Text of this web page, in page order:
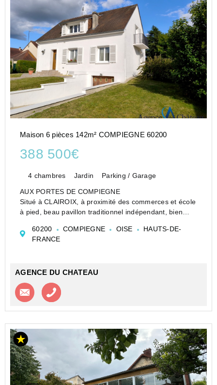
Maison 6 pièces 142m² COMPIEGNE 60200
388 500€
4 chambres Jardin Parking / Garage
AUX PORTES DE COMPIEGNE
Situé à CLAIROIX, à proximité des commerces et école
à pied, beau pavillon traditionnel indépendant, bien
Au rez-de-chaussée : une entrée avec placard, un
grand séjour double avec cheminée de 44m2, une
60200 COMPIEGNE OISE
HAUTS-DE-
FRANCE
AGENCE DU CHATEAU
Contacter l'agence